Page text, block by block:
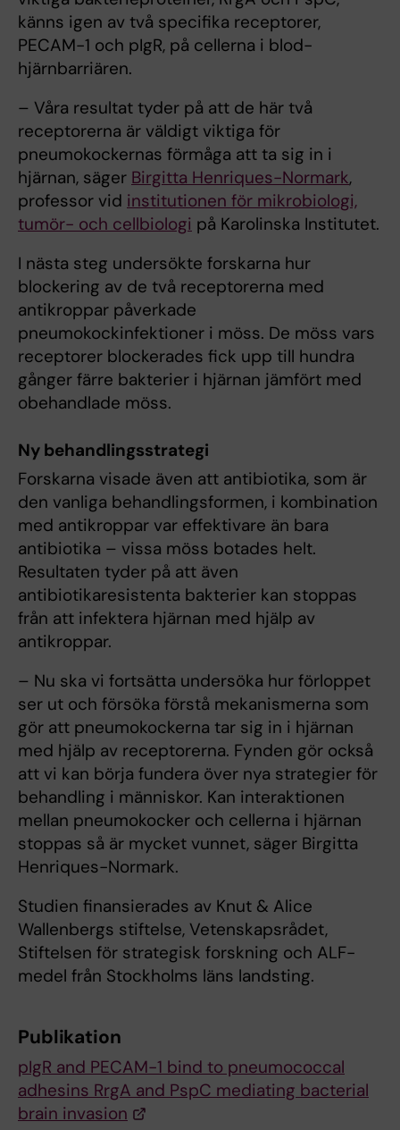
känns igen av två specifika receptorer,
PECAM-1 och pIgR, på cellerna i blod-
hjärnbarriären.
– Våra resultat tyder på att de här två
receptorerna är väldigt viktiga för
pneumokockernas förmåga att ta sig in i
hjärnan, säger Birgitta Henriques-Normark,
professor vid institutionen för mikrobiologi,
tumör- och cellbiologi på Karolinska Institutet.
I nästa steg undersökte forskarna hur
blockering av de två receptorerna med
antikroppar påverkade
pneumokockinfektioner i möss. De möss vars
receptorer blockerades fick upp till hundra
gånger färre bakterier i hjärnan jämfört med
obehandlade möss.
Ny behandlingsstrategi
Forskarna visade även att antibiotika, som är
den vanliga behandlingsformen, i kombination
med antikroppar var effektivare än bara
antibiotika – vissa möss botades helt.
Resultaten tyder på att även
antibiotikaresistenta bakterier kan stoppas
från att infektera hjärnan med hjälp av
antikroppar.
– Nu ska vi fortsätta undersöka hur förloppet
ser ut och försöka förstå mekanismerna som
gör att pneumokockerna tar sig in i hjärnan
med hjälp av receptorerna. Fynden gör också
att vi kan börja fundera över nya strategier för
behandling i människor. Kan interaktionen
mellan pneumokocker och cellerna i hjärnan
stoppas så är mycket vunnet, säger Birgitta
Henriques-Normark.
Studien finansierades av Knut & Alice
Wallenbergs stiftelse, Vetenskapsrådet,
Stiftelsen för strategisk forskning och ALF-
medel från Stockholms läns landsting.
Publikation
pIgR and PECAM-1 bind to pneumococcal
adhesins RrgA and PspC mediating bacterial
brain invasion